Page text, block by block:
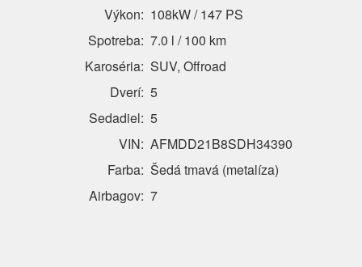
Výkon: 108kW / 147 PS
Spotreba: 7.0 l / 100 km
Karoséria: SUV, Offroad
Dverí: 5
Sedadiel: 5
VIN: AFMDD21B8SDH34390
Farba: Šedá tmavá (metalíza)
Airbagov: 7